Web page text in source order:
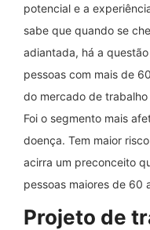
potencial e a
sabe que quando se
adiantada, há a
pessoas com mais de
do mercado de
Foi o segmento mais
doença. Tem maior
acirra um preconceito
pessoas maiores de 60
Projeto de